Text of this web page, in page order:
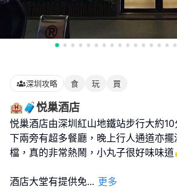
深圳攻略 食 玩 買
🏨🧳悦巢酒店
悦巢酒店由深圳紅山地鐵站步行大約
下兩旁有超多餐廳，晚上行人通道亦
檔，真的非常熱鬧，小丸子很好味味道
酒店大堂有提供免... 更多